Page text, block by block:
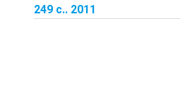
249 с.. 2011